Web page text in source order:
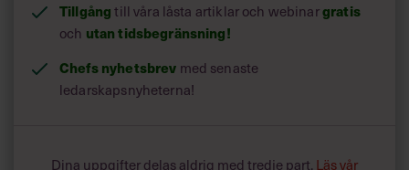
Tillgång till våra låsta artiklar och webinargratis
och utan tidsbegränsning!
Chefs nyhetsbrev med senaste
ledarskapsnyheterna!
Dina uppgifter delas aldrig med tredje part. Läs vår